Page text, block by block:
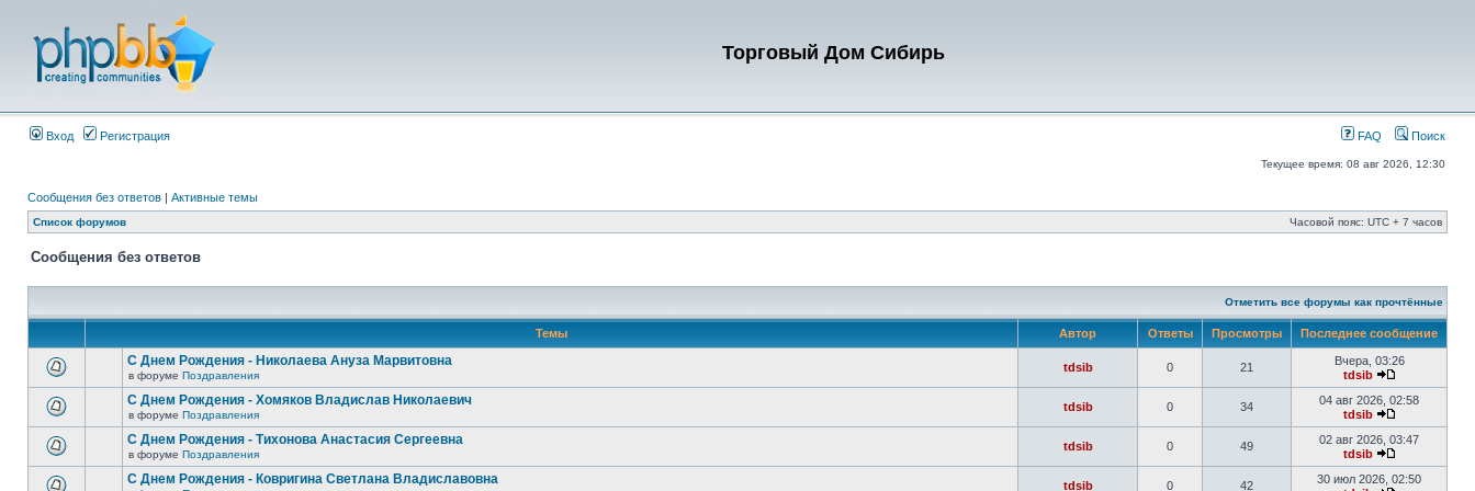
Торговый Дом Сибирь
Вход Регистрация FAQ Поиск
Текущее время: 08 авг 2026, 12:30
Сообщения без ответов | Активные темы
Список форумов Часовой пояс: UTC + 7 часов
Сообщения без ответов
Отметить все форумы как прочтённые
Темы Автор Ответы Просмотры Последнее сообщение
С Днем Рождения - Николаева Ануза Марвитовна
в форуме Поздравления
tdsib 0 21
Вчера, 03:26
tdsib
С Днем Рождения - Хомяков Владислав Николаевич
в форуме Поздравления
tdsib 0 34
04 авг 2026, 02:58
tdsib
С Днем Рождения - Тихонова Анастасия Сергеевна
в форуме Поздравления
tdsib 0 49
02 авг 2026, 03:47
tdsib
С Днем Рождения - Ковригина Светлана Владиславовна tdsib 0 42
30 июл 2026, 02:50